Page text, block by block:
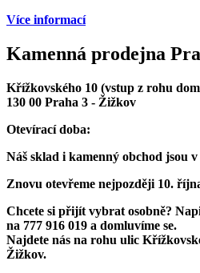
Více informací
Kamenná prodejna
Křížkovského 10 (vstup z rohu
130 00 Praha 3 - Žižkov
Otevírací doba:
Náš sklad i kamenný obchod jsou
Znovu otevřeme nejpozději 10.
Chcete si přijít vybrat osobně?
na 777 916 019 a domluvíme se.
Najdete nás na rohu ulic
Žižkov.